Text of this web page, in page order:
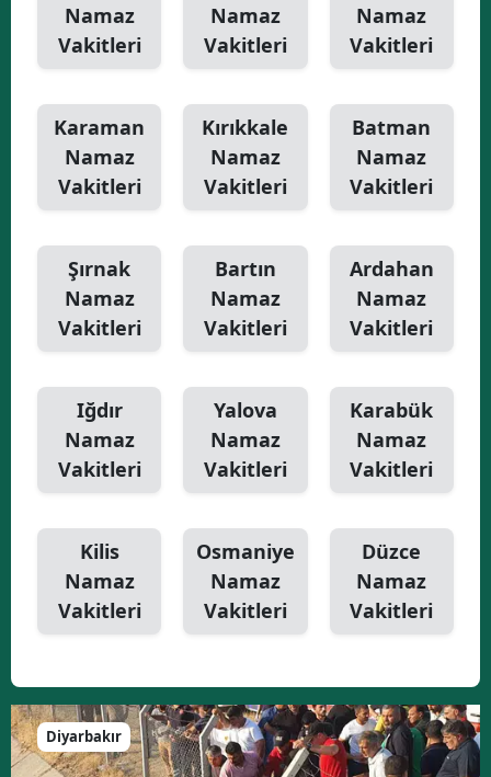
Namaz
Vakitleri
Namaz
Vakitleri
Namaz
Vakitleri
Karaman
Namaz
Vakitleri
Kırıkkale
Namaz
Vakitleri
Batman
Namaz
Vakitleri
Şırnak
Namaz
Vakitleri
Bartın
Namaz
Vakitleri
Ardahan
Namaz
Vakitleri
Iğdır
Namaz
Vakitleri
Yalova
Namaz
Vakitleri
Karabük
Namaz
Vakitleri
Kilis
Namaz
Vakitleri
Osmaniye
Namaz
Vakitleri
Düzce
Namaz
Vakitleri
Diyarbakır